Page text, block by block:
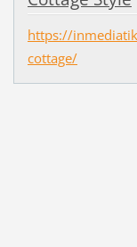
https://
cottage/